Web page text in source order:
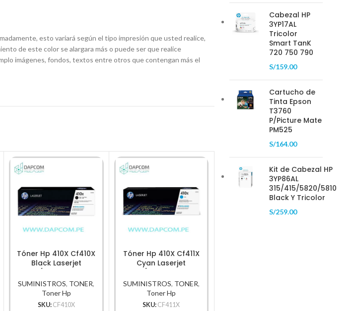
esto variará según el tipo impresión que usted realice,
de este color se alargara más o puede ser que realice
imágenes, fondos, textos entre otros que contengan más el
Tóner Hp 410X Cf410X
Black Laserjet
SUMINISTROS, TONER,
Toner Hp
SKU: CF410X
Tóner Hp 410X Cf411X
Cyan Laserjet
SUMINISTROS, TONER,
Toner Hp
SKU: CF411X
Cabezal HP
3YP17AL
Tricolor
Smart TanK
720 750 790
S/159.00
Cartucho de
Tinta Epson
T3760
P/Picture Mate
PM525
S/164.00
Kit de Cabezal HP
3YP86AL
315/415/5820/5810
Black Y Tricolor
S/259.00